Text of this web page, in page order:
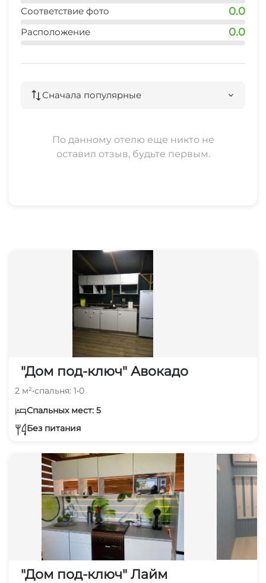
Соответствие фото 0.0
Расположение 0.0
Сначала популярные
По данному отелю еще никто не
оставил отзыв, будьте первым.
"Дом под-ключ" Авокадо
2 м²•спальня: 1•0
Спальных мест: 5
Без питания
"Дом под-ключ" Лайм